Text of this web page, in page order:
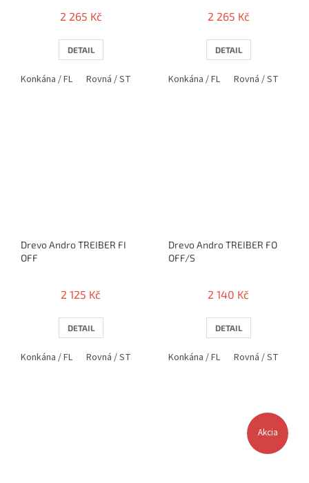
2 265 Kč
DETAIL
Konkána / FL Rovná / ST Anatomická / AN
2 265 Kč
DETAIL
Konkána / FL Rovná / ST
Drevo Andro TREIBER FI
OFF
2 125 Kč
DETAIL
Konkána / FL Rovná / ST Anatomická / AN
Drevo Andro TREIBER FO
OFF/S
2 140 Kč
DETAIL
Konkána / FL Rovná / ST
Akcia